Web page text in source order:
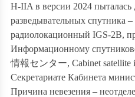
H-IIA в версии 2024 пыталась
разведывательных спутника
радиолокационный IGS-2B,
Информационному
情報センター, Cabinet satellite
Секретариате Кабинета
Причина невезения –